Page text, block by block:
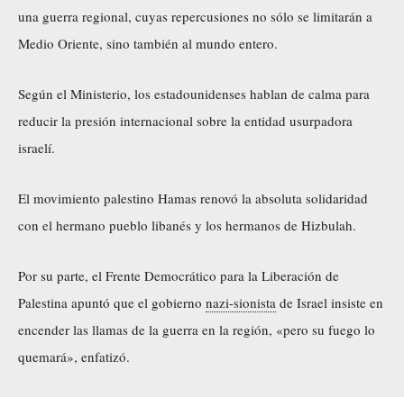
una guerra regional, cuyas repercusiones no sólo se limitarán a
Medio Oriente, sino también al mundo entero.
Según el Ministerio, los estadounidenses hablan de calma para
reducir la presión internacional sobre la entidad usurpadora
israelí.
El movimiento palestino Hamas renovó la absoluta solidaridad
con el hermano pueblo libanés y los hermanos de Hizbulah.
Por su parte, el Frente Democrático para la Liberación de
Palestina apuntó que el gobierno nazi-sionista de Israel insiste en
encender las llamas de la guerra en la región, «pero su fuego lo
quemará», enfatizó.